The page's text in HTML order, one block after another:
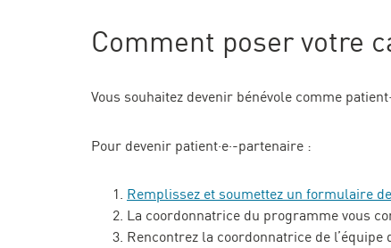
Comment poser votre
Vous souhaitez devenir bénévole comme
Pour devenir patient·e·-partenaire :
Remplissez et soumettez un formulaire
La coordonnatrice du programme vous
Rencontrez la coordonnatrice de l’équipe